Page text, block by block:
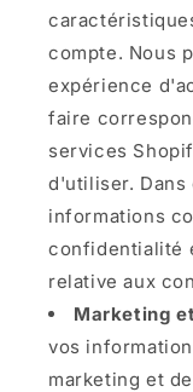
compte. Nous
expérience
faire
services
d'utiliser. Dans
informations
confidentialité
relative aux
Marketing
vos
marketing et